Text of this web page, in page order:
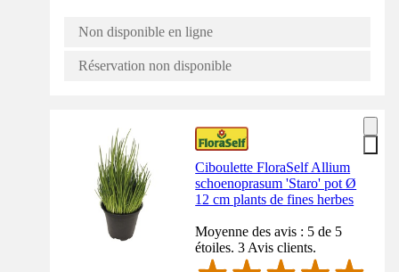
Non disponible en ligne
Réservation non disponible
Ciboulette FloraSelf Allium
schoenoprasum 'Staro' pot Ø
12 cm plants de fines herbes
Moyenne des avis : 5 de 5
étoiles. 3 Avis clients.